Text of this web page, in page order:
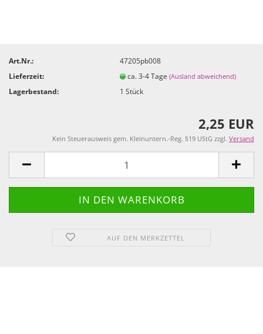
Art.Nr.:
47205pb008
Lieferzeit:
ca. 3-4 Tage(Ausland abweichend)
Lagerbestand: 1Stück
2,25 EUR
Kein Steuerausweis gem. Kleinuntern.-Reg. §19 UStG zzgl. Versand
AUF DEN MERKZETTEL